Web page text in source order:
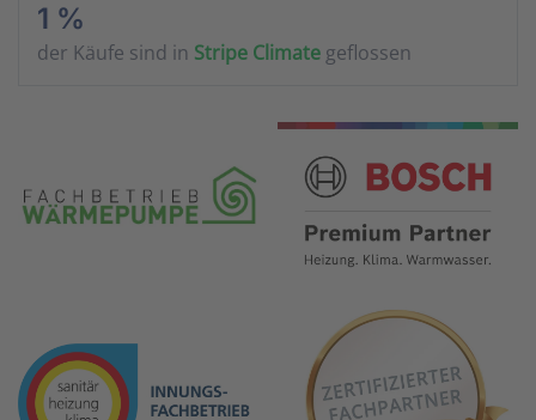
1 %
der Käufe sind in Stripe Climate geflossen